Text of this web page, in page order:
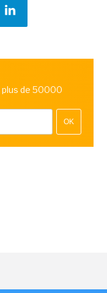
de 50000
OK